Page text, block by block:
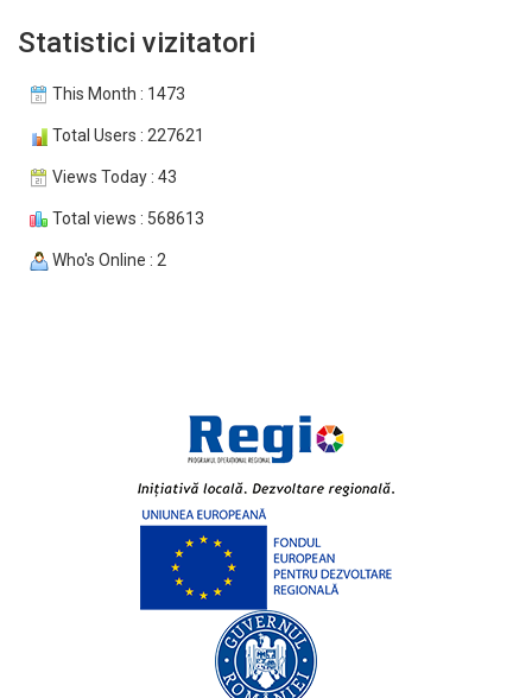
Statistici vizitatori
This Month : 1473
Total Users : 227621
Views Today : 43
Total views : 568613
Who's Online : 2